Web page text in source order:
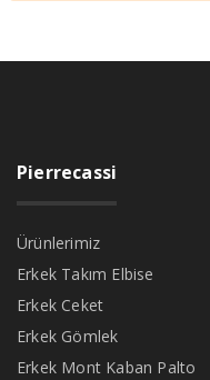
Pierrecassi
Ürünlerimiz
Erkek Takım Elbise
Erkek Ceket
Erkek Gömlek
Erkek Mont Kaban Palto